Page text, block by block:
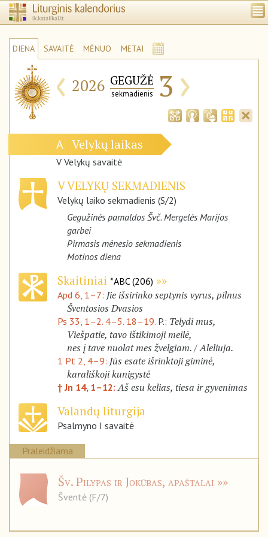
DIENA SAVAITĖ MĖNUO METAI
‹ 2026 GEGUŽĖ
sekmadienis 3 ›
A Velykų laikas
V Velykų savaitė
V VELYKŲ SEKMADIENIS
Velykų laiko sekmadienis (S/2)
Gegužinės pamaldos Švč. Mergelės Marijos
garbei
Pirmasis mėnesio sekmadienis
Motinos diena
Skaitiniai *ABC (206)
Apd 6, 1–7: Jie išsirinko septynis vyrus, pilnus
Šventosios Dvasios
Ps 33, 1–2. 4–5. 18–19. P.: Telydi mus,
Viešpatie, tavo ištikimoji meilė,
nes į tave nuolat mes žvelgiam. / Aleliuja.
1 Pt 2, 4–9: Jūs esate išrinktoji giminė,
karališkoji kunigystė
† Jn 14, 1–12:Aš esu kelias, tiesa ir gyvenimas
Valandų liturgija
Psalmyno I savaitė
Praleidžiama
Šv. Pilypas ir Jokūbas, apaštalai
Šventė (F/7)